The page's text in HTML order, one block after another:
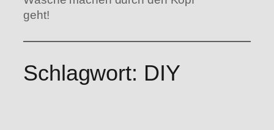
geht!
Schlagwort: DIY